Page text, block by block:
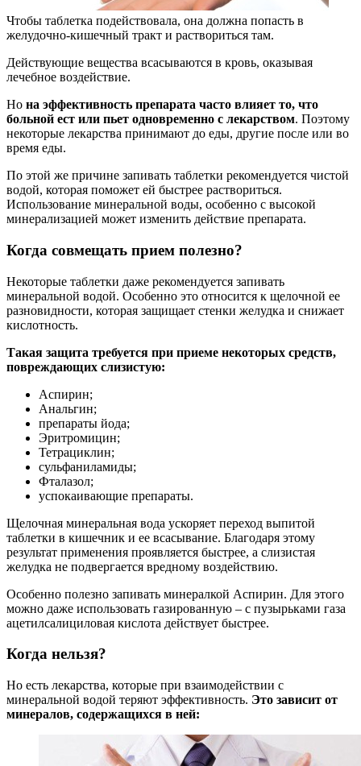
Чтобы таблетка подействовала, она должна попасть в
желудочно-кишечный тракт и раствориться там.
Действующие вещества всасываются в кровь, оказывая
лечебное воздействие.
Но на эффективность препарата часто влияет то, что
больной ест или пьет одновременно с лекарством. Поэтому
некоторые лекарства принимают до еды, другие после или во
время еды.
По этой же причине запивать таблетки рекомендуется чистой
водой, которая поможет ей быстрее раствориться.
Использование минеральной воды, особенно с высокой
минерализацией может изменить действие препарата.
Когда совмещать прием полезно?
Некоторые таблетки даже рекомендуется запивать
минеральной водой. Особенно это относится к щелочной ее
разновидности, которая защищает стенки желудка и снижает
кислотность.
Такая защита требуется при приеме некоторых средств,
повреждающих слизистую:
Аспирин;
Анальгин;
препараты йода;
Эритромицин;
Тетрациклин;
сульфаниламиды;
Фталазол;
успокаивающие препараты.
Щелочная минеральная вода ускоряет переход выпитой
таблетки в кишечник и ее всасывание. Благодаря этому
результат применения проявляется быстрее, а слизистая
желудка не подвергается вредному воздействию.
Особенно полезно запивать минералкой Аспирин. Для этого
можно даже использовать газированную – с пузырьками газа
ацетилсалициловая кислота действует быстрее.
Когда нельзя?
Но есть лекарства, которые при взаимодействии с
минеральной водой теряют эффективность. Это зависит от
минералов, содержащихся в ней: